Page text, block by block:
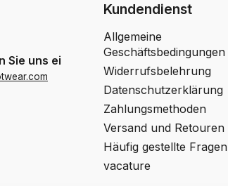
Sie uns eine Email
Kundendienst
Allgemeine
Geschäftsbedingungen
Widerrufsbelehrung
Datenschutzerklärung
Zahlungsmethoden
Versand und Retouren
Häufig gestellte Fragen
vacature